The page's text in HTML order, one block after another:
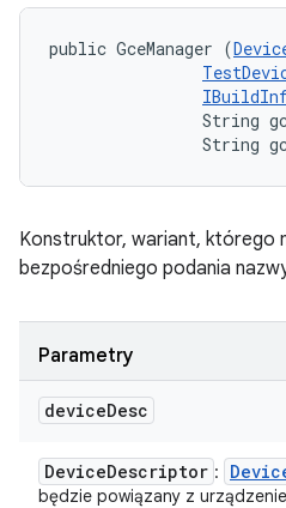
public GceManager (
String
String
Konstruktor, wariant, którego
bezpośredniego podania
Parametry
deviceDesc
DeviceDescriptor :
będzie powiązany z